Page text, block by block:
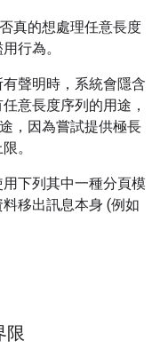
真的想處理任意長度
行為。
聲明時，系統會隱含
意長度序列的用途，
，因為嘗試提供極長
。
下列其中一種分頁模
移出訊息本身 (例如
限